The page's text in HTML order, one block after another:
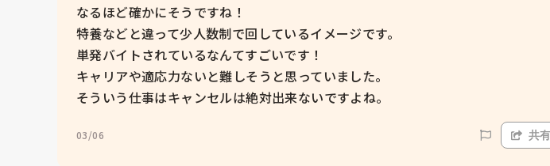
なるほど確かにそうですね！
特養などと違って少人数制で回しているイメージです。
単発バイトされているなんてすごいです！
キャリアや適応力ないと難しそうと思っていました。
そういう仕事はキャンセルは絶対出来ないですよね。
03/06 共有